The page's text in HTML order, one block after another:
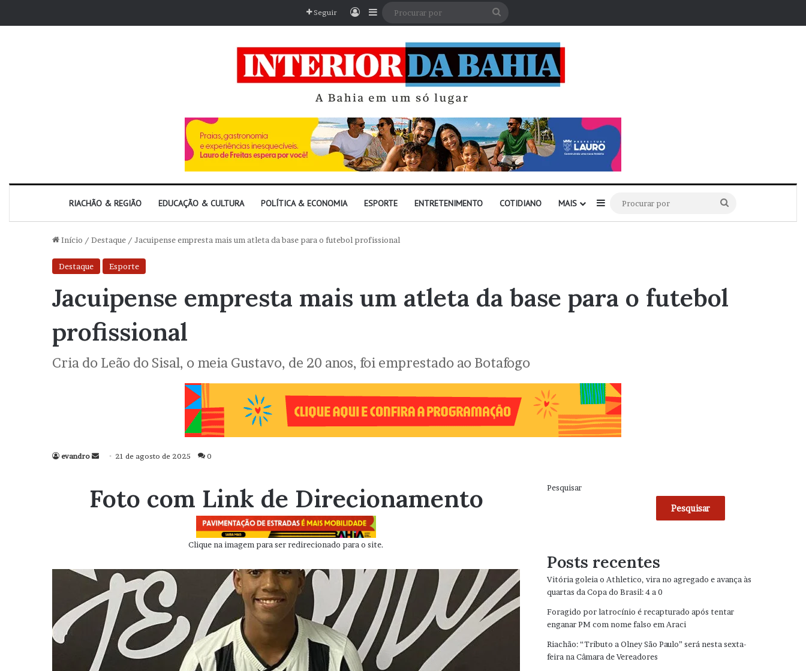
Seguir EntrarBarra Lateral
RIACHÃO & REGIÃO EDUCAÇÃO & CULTURA POLÍTICA & ECONOMIA ESPORTE ENTRETENIMENTO COTIDIANO MAIS Barra Lateral
por
Início / Destaque / Jacuipense empresta mais um atleta da base para o futebol profissional
Destaque Esporte
Jacuipense empresta mais um atleta da base para o futebol
profissional
Cria do Leão do Sisal, o meia Gustavo, de 20 anos, foi emprestado ao Botafogo
evandro
Mande
mail
21 de agosto de 2025 0
Foto com Link de Direcionamento
Clique na imagem para ser redirecionado para o site.
Pesquisar
Pesquisar
Posts recentes
Vitória goleia o Athletico, vira no agregado e avança às
quartas da Copa do Brasil: 4 a 0
Foragido por latrocínio é recapturado após tentar
enganar PM com nome falso em Araci
Riachão: “Tributo a Olney São Paulo” será nesta sexta-
feira na Câmara de Vereadores